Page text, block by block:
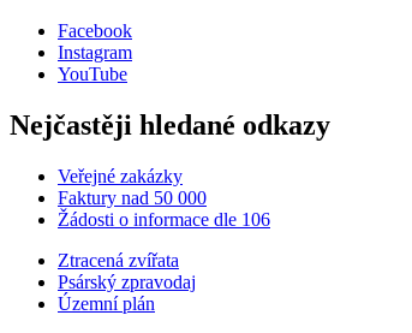
Facebook
Instagram
YouTube
Nejčastěji hledané odkazy
Veřejné zakázky
Faktury nad 50 000
Žádosti o informace dle 106
Ztracená zvířata
Psárský zpravodaj
Územní plán